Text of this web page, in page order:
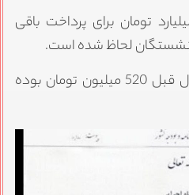
بودجه 1500 میلیارد تومان برای پرداخت باقی
لحاظ شده است.
رقم پاداش پایان خدمت سال قبل 520 میلیون تومان بوده